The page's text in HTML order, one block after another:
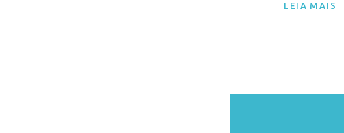
LEIA MAIS